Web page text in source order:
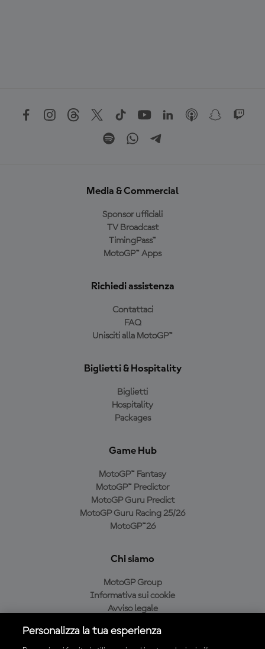
Media & Commercial
Sponsor ufficiali
TV Broadcast
TimingPass™
MotoGP™ Apps
Richiedi assistenza
Contattaci
FAQ
Unisciti alla MotoGP™
Biglietti & Hospitality
Biglietti
Hospitality
Packages
Game Hub
MotoGP™ Fantasy
MotoGP™ Predictor
MotoGP Guru Predict
MotoGP Guru Racing 25/26
MotoGP™26
Chi siamo
MotoGP Group
Informativa sui cookie
Avviso legale
Condizioni di acquisto
Personalizza la tua esperienza